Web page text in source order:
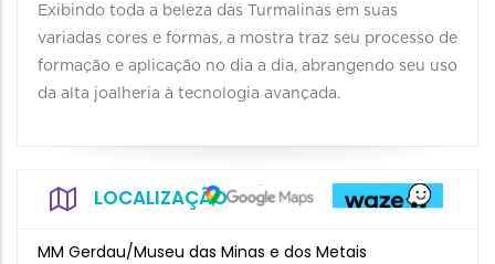
Exibindo toda a beleza das Turmalinas em suas
variadas cores e formas, a mostra traz seu processo de
formação e aplicação no dia a dia, abrangendo seu uso
da alta joalheria à tecnologia avançada.
LOCALIZAÇÃO
MM Gerdau/Museu das Minas e dos Metais